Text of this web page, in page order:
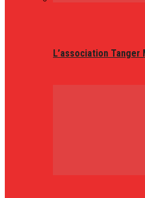
L’association